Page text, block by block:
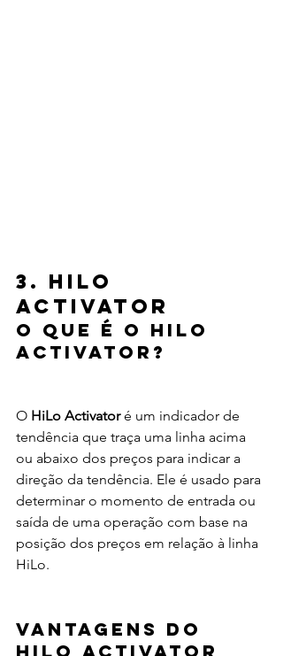
3. HiLo
Activator
O Que É o HiLo
Activator?
O HiLo Activator é um indicador de
tendência que traça uma linha acima
ou abaixo dos preços para indicar a
direção da tendência. Ele é usado para
determinar o momento de entrada ou
saída de uma operação com base na
posição dos preços em relação à linha
HiLo.
Vantagens do
HiLo Activator